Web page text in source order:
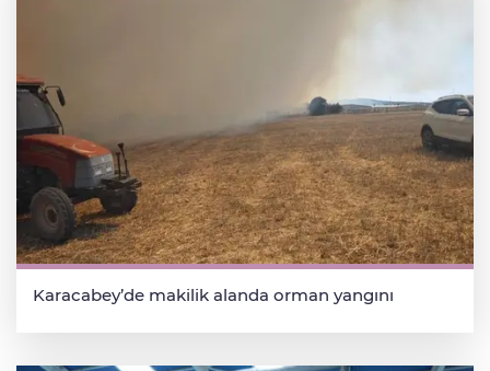
Karacabey’de makilik alanda orman yangını